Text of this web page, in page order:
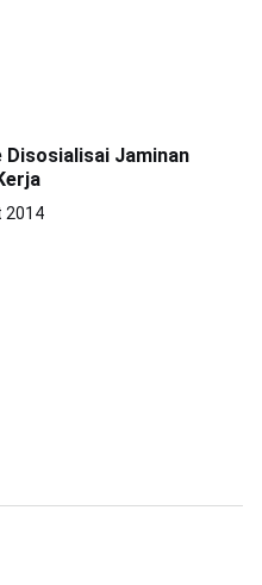
Disosialisai Jaminan
2014